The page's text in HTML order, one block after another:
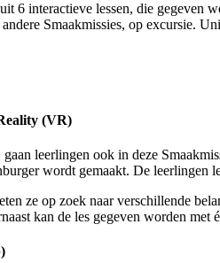
6 interactieve lessen, die gegeven
Smaakmissies, op excursie.
(VR)
leerlingen ook in deze
wordt gemaakt. De leerlingen
ze op zoek naar verschillende
kan de les gegeven worden met